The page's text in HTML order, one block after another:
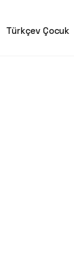
Türkçev Çocuk